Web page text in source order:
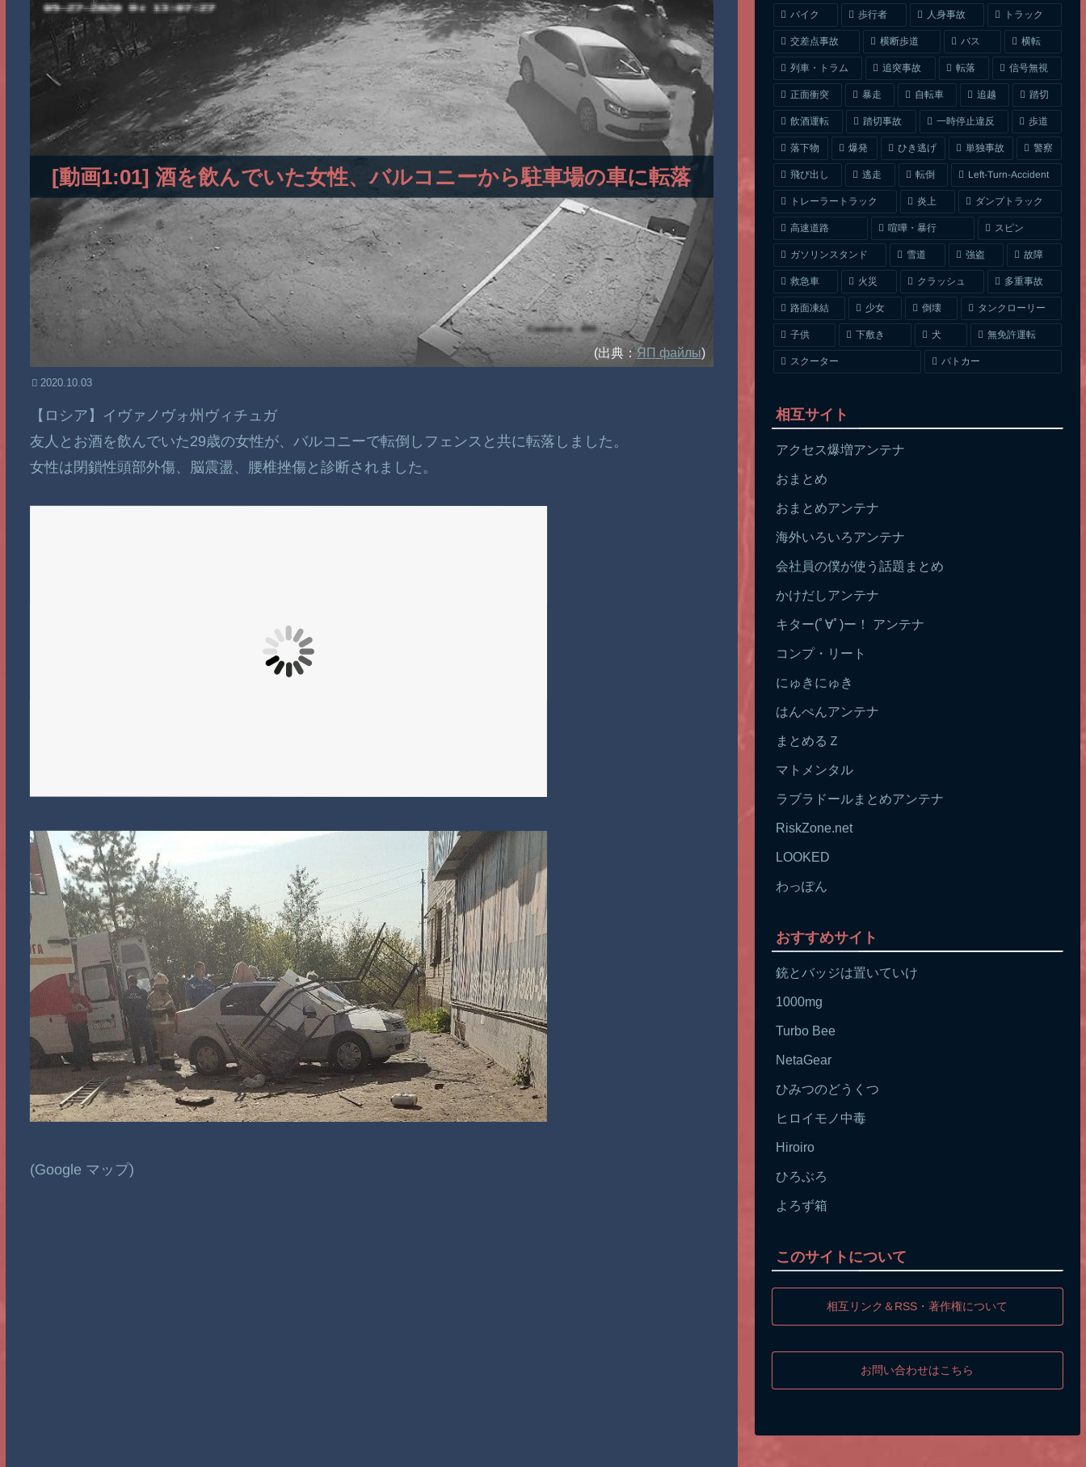
[動画1:01] 酒を飲んでいた女性、バルコニーから駐車場の車に転落
(出典： ЯП файлы)
2020.10.03
【ロシア】イヴァノヴォ州ヴィチュガ
友人とお酒を飲んでいた29歳の女性が、バルコニーで転倒しフェンスと共に転落しました。
女性は閉鎖性頭部外傷、脳震盪、腰椎挫傷と診断されました。
(Google マップ)
バイク 歩行者 人身事故 トラック
交差点事故 横断歩道 バス 横転
列車・トラム 追突事故 転落 信号無視
正面衝突 暴走 自転車 追越 踏切
飲酒運転 踏切事故 一時停止違反 歩道
落下物 爆発 ひき逃げ 単独事故 警察
飛び出し 逃走 転倒 Left-Turn-Accident
トレーラートラック 炎上 ダンプトラック
高速道路 喧嘩・暴行 スピン
ガソリンスタンド 雪道 強盗 故障
救急車 火災 クラッシュ 多重事故
路面凍結 少女 倒壊 タンクローリー
子供 下敷き 犬 無免許運転
スクーター パトカー
相互サイト
アクセス爆増アンテナ
おまとめ
おまとめアンテナ
海外いろいろアンテナ
会社員の僕が使う話題まとめ
かけだしアンテナ
キター(ﾟ∀ﾟ)ー！ アンテナ
コンプ・リート
にゅきにゅき
はんぺんアンテナ
まとめるＺ
マトメンタル
ラブラドールまとめアンテナ
RiskZone.net
LOOKED
わっぽん
おすすめサイト
銃とバッジは置いていけ
1000mg
Turbo Bee
NetaGear
ひみつのどうくつ
ヒロイモノ中毒
Hiroiro
ひろぶろ
よろず箱
このサイトについて
相互リンク＆RSS・著作権について
お問い合わせはこちら